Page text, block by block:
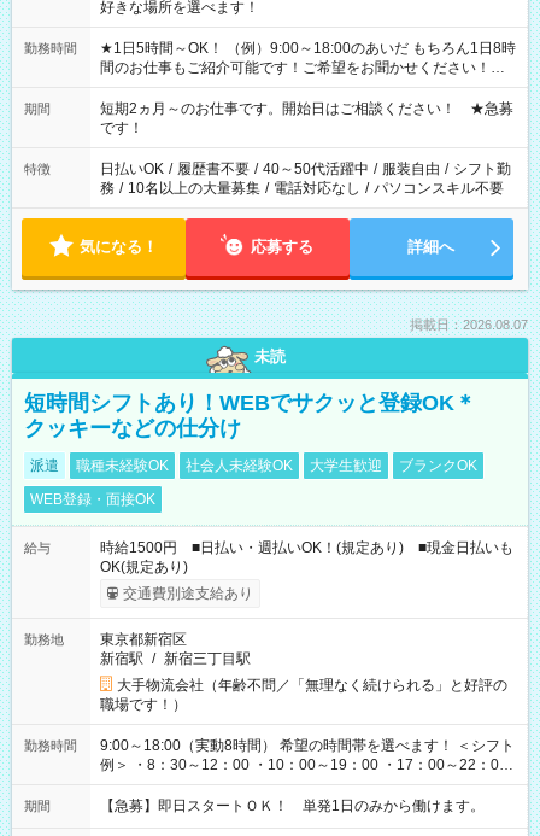
好きな場所を選べます！
勤務時間
★1日5時間～OK！ （例）9:00～18:00のあいだ もちろん1日8時
間のお仕事もご紹介可能です！ご希望をお聞かせください！★
家庭の都合でお休みが必要な場合も遠慮なくご相談ください。
※週最低15時間以上の勤務が必要です
期間
短期2ヵ月～のお仕事です。開始日はご相談ください！ ★急募
です！
特徴 日払いOK / 履歴書不要 / 40～50代活躍中 / 服装自由 / シフト勤
務 / 10名以上の大量募集 / 電話対応なし / パソコンスキル不要
気になる！ 応募する 詳細へ
掲載日：2026.08.07
未読
短時間シフトあり！WEBでサクッと登録OK＊
クッキーなどの仕分け
派遣 職種未経験OK 社会人未経験OK 大学生歓迎
ブランクOK
WEB登録・面接OK
給与
時給1500円 ■日払い・週払いOK！(規定あり) ■現金日払いも
OK(規定あり)
交通費別途支給あり
勤務地
東京都新宿区
新宿駅 / 新宿三丁目駅
大手物流会社（年齢不問／「無理なく続けられる」と好評の
職場です！）
勤務時間
9:00～18:00（実動8時間） 希望の時間帯を選べます！ ＜シフト
例＞ ・8：30～12：00 ・10：00～19：00 ・17：00～22：00
・13：00～22：00 ・22：00～翌6：00 など
期間 【急募】即日スタートＯＫ！ 単発1日のみから働けます。